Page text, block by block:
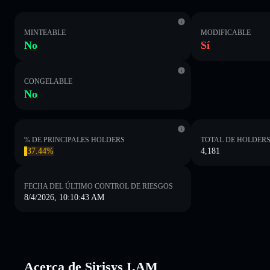
MINTEABLE
No
MODIFICABLE
Sí
CONGELABLE
No
% DE PRINCIPALES HOLDERS
37.44%
TOTAL DE
4,181
FECHA DEL ÚLTIMO CONTROL DE RIESGOS
8/4/2026, 10:10:43 AM
Acerca de Sirisys I.AM